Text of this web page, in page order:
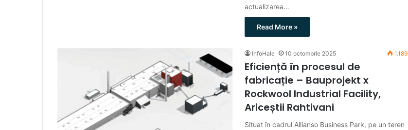
actualizarea…
Read More »
InfoHale 10 octombrie 2025 1.189
Eficiență în procesul de
fabricație – Bauprojekt x
Rockwool Industrial Facility,
Ariceștii Rahtivani
Situat în cadrul Allianso Business Park, pe un teren